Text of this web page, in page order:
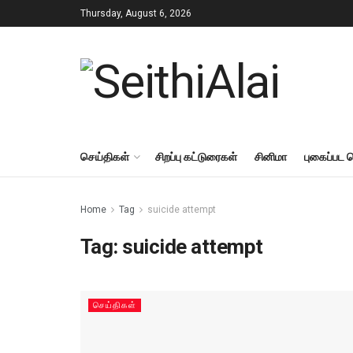
Thursday, August 6, 2026
செய்திகள் சிறப்பு கட்டுரைகள் சினிமா புகைப்பட
Home Tag suicide attempt
Tag: suicide attempt
செய்திகள்